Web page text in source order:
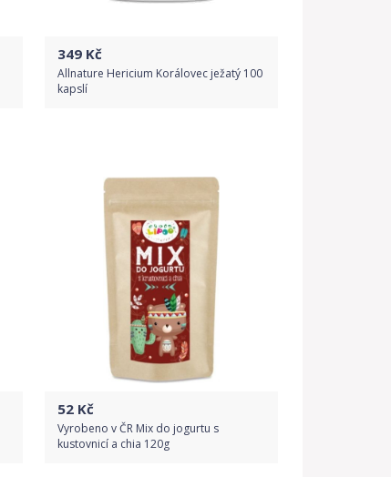
349 Kč
Allnature Hericium Korálovec ježatý 100
kapslí
52 Kč
Vyrobeno v ČR Mix do jogurtu s
kustovnicí a chia 120g